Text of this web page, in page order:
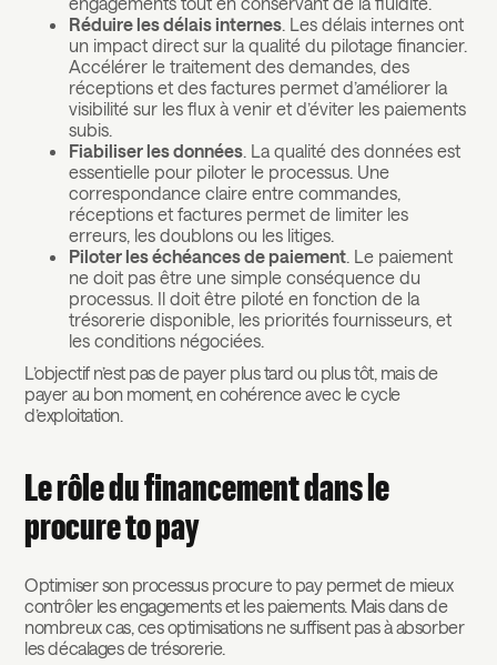
Réduire les délais internes . Les délais internes ont
un impact direct sur la qualité du pilotage financier.
Accélérer le traitement des demandes, des
réceptions et des factures permet d’améliorer la
visibilité sur les flux à venir et d’éviter les paiements
subis.
Fiabiliser les données . La qualité des données est
essentielle pour piloter le processus. Une
correspondance claire entre commandes,
réceptions et factures permet de limiter les
erreurs, les doublons ou les litiges.
Piloter les échéances de paiement . Le paiement
ne doit pas être une simple conséquence du
processus. Il doit être piloté en fonction de la
trésorerie disponible, les priorités fournisseurs, et
les conditions négociées.
L’objectif n’est pas de payer plus tard ou plus tôt, mais de
payer au bon moment, en cohérence avec le cycle
d’exploitation.
Le rôle du financement dans le
procure to pay
Optimiser son processus procure to pay permet de mieux
contrôler les engagements et les paiements. Mais dans de
nombreux cas, ces optimisations ne suffisent pas à absorber
les décalages de trésorerie.